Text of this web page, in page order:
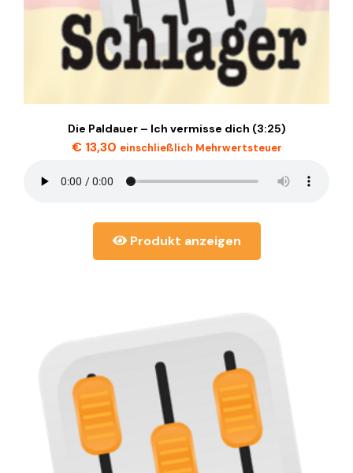
Die Paldauer – Ich vermisse dich (3:25)
€13,30 einschließlich Mehrwertsteuer
Produkt anzeigen